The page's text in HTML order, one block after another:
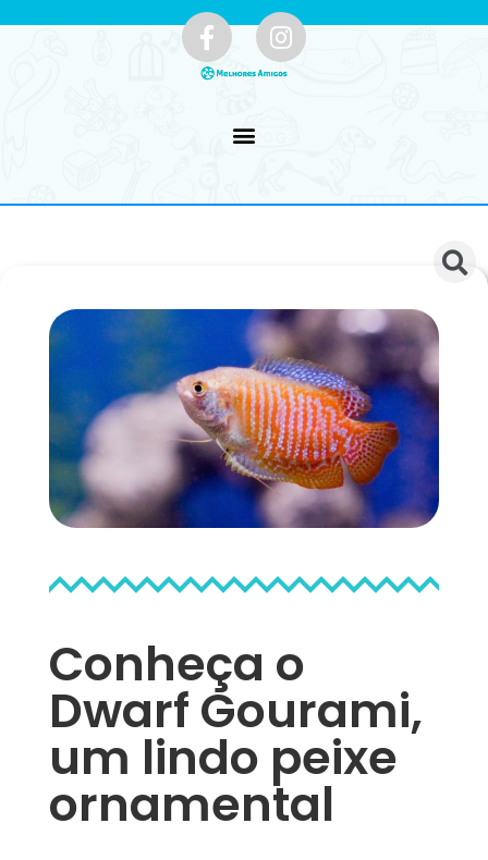
Conheça o
Dwarf Gourami,
um lindo peixe
ornamental